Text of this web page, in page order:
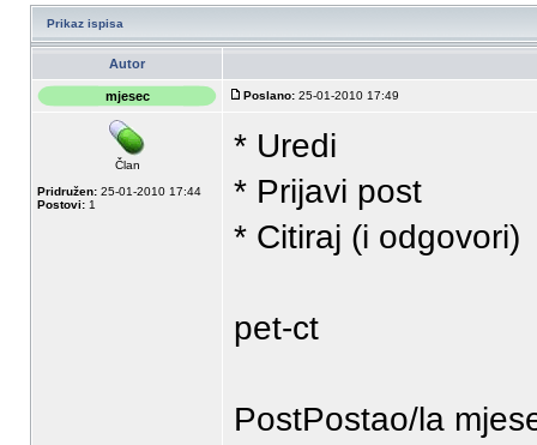
Prikaz ispisa
Autor
mjesec Poslano: 25-01-2010 17:49
Član
Pridružen: 25-01-2010 17:44
Postovi: 1
* Uredi
* Prijavi post
* Citiraj (i odgovori)
pet-ct
PostPostao/la